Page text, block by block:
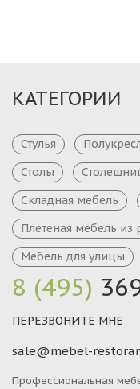
8 (495)
ПЕРЕЗВОНИТЕ МНЕ
sale@mebel-
Профессиональная
КАТЕГОРИИ
Стулья
Столы
Складная мебель
Плетеная мебель из
Мебель для улицы